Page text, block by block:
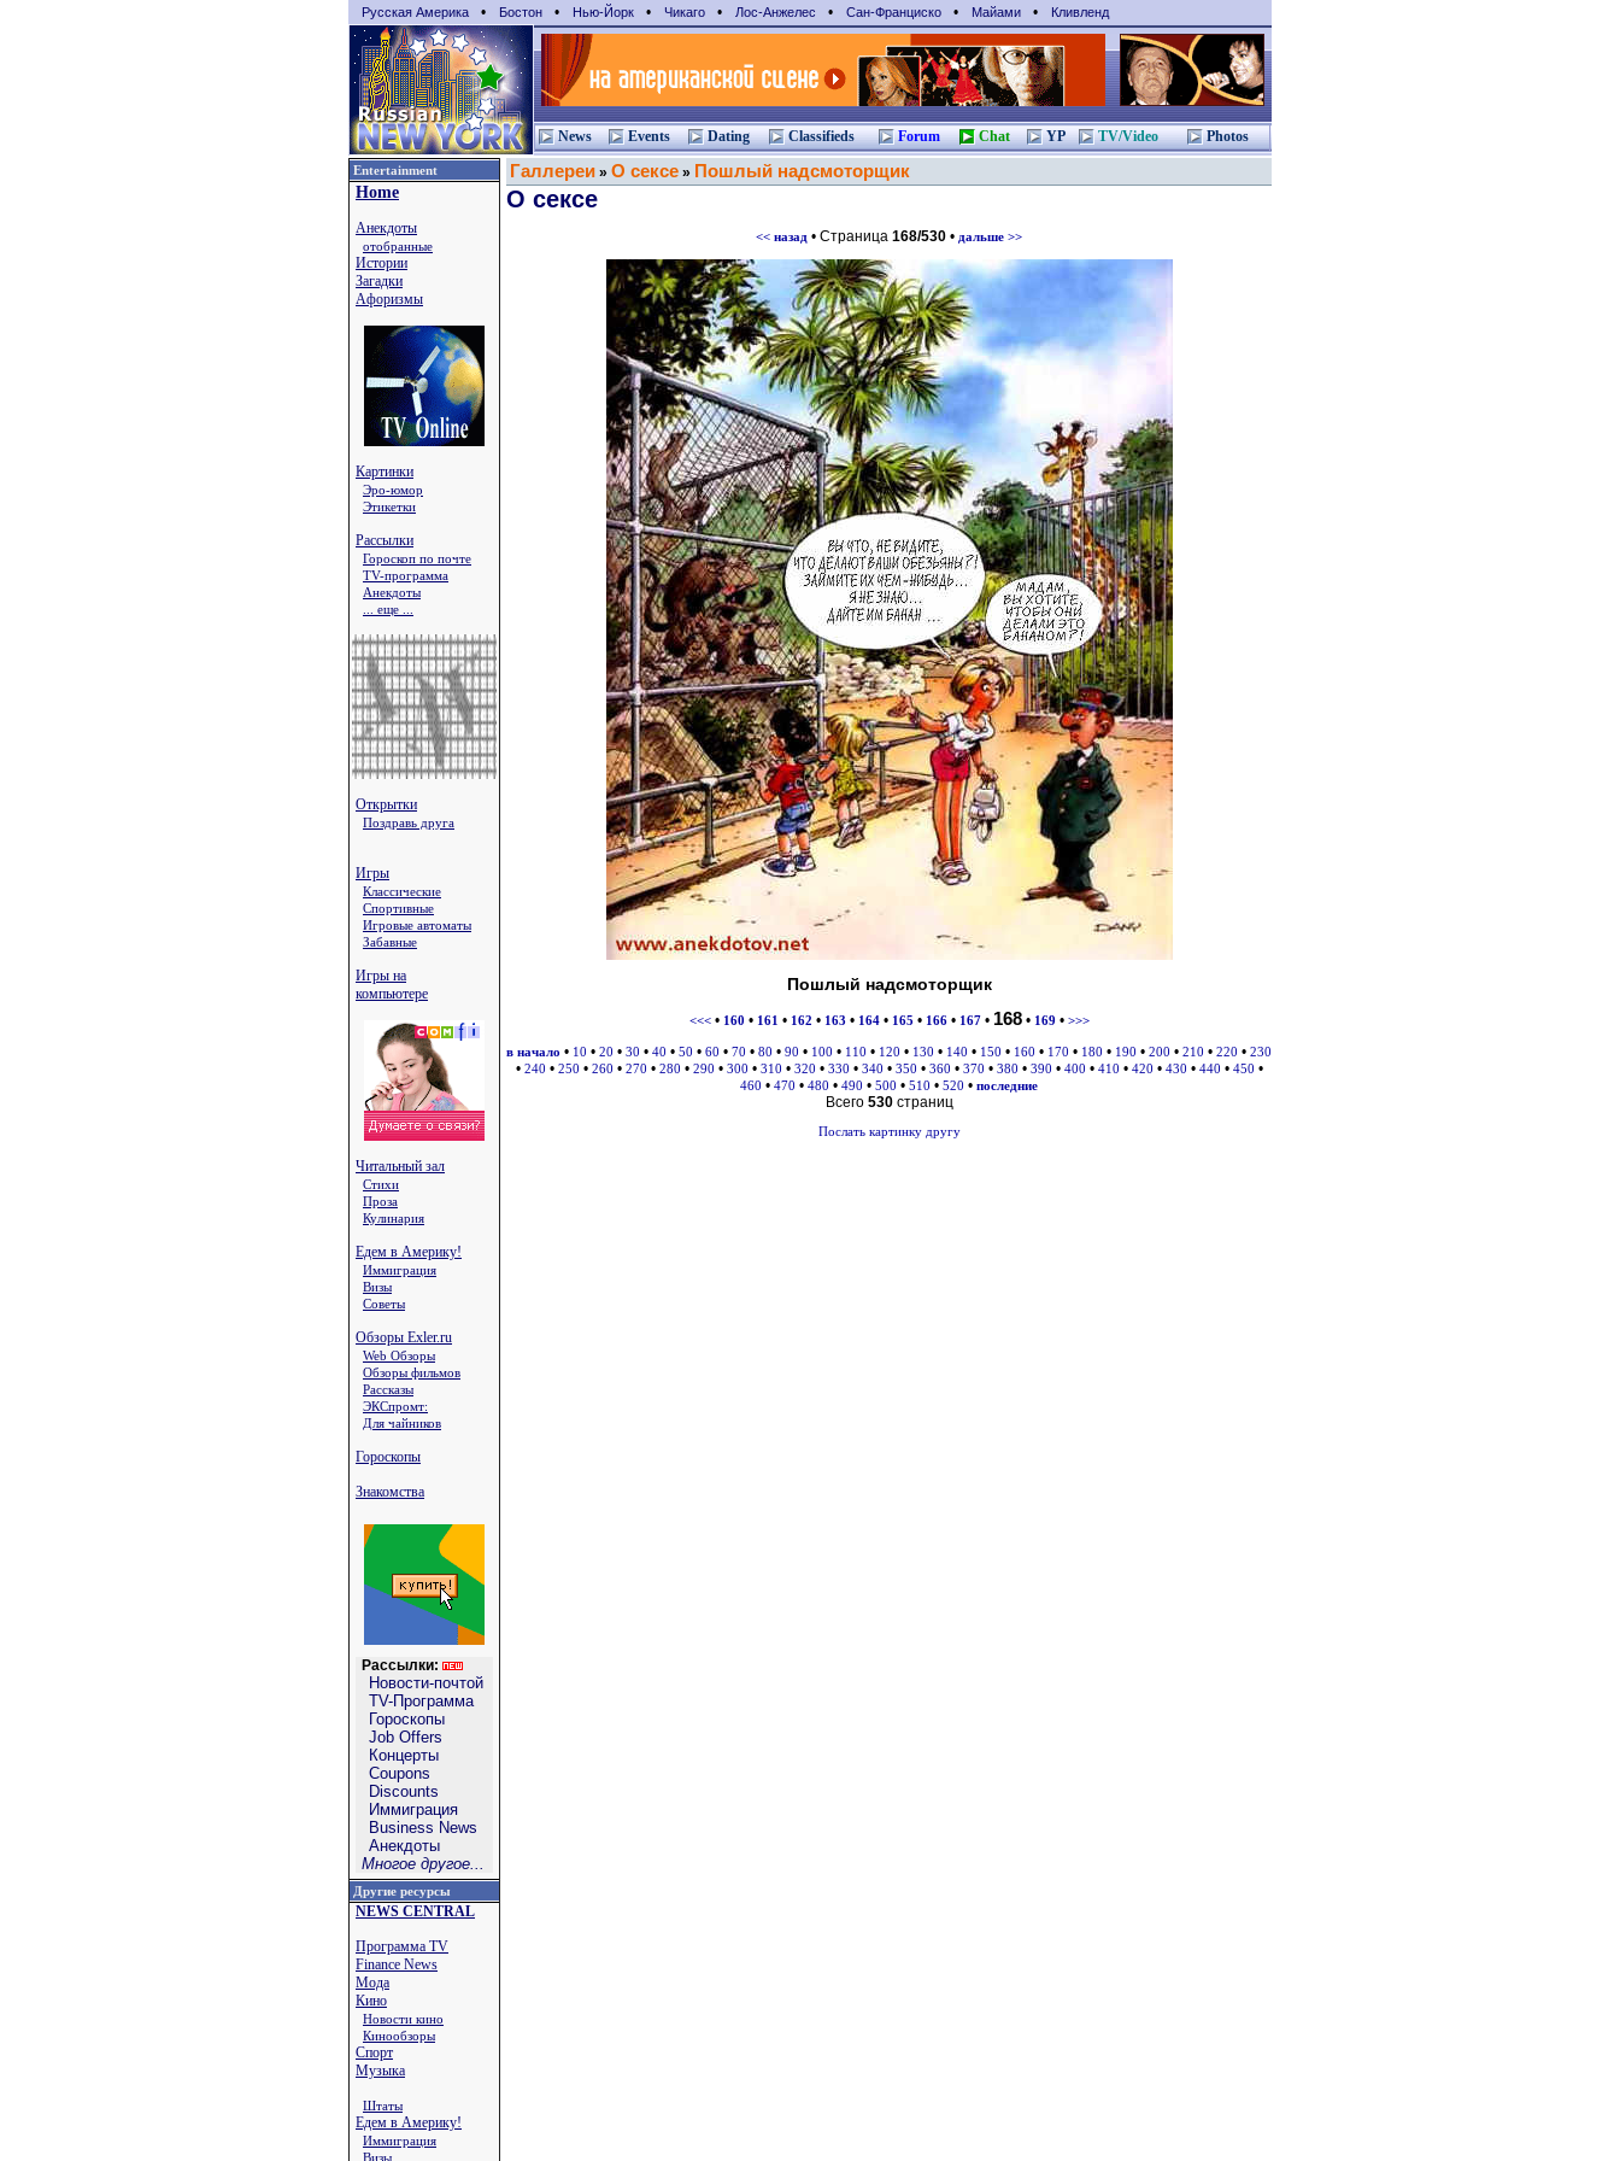
Русская Америка • Бостон • Нью-Йорк • Чикаго • Лос-Анжелес • Сан-Франциcко • Майами • Кливленд
News Events Dating Classifieds Forum Chat YP TV/Video Photos
Entertainment
Home
Анекдоты
отобранные
Истории
Загадки
Афоризмы
Картинки
Эро-юмор
Этикетки
Рассылки
Гороскоп по почте
TV-программа
Анекдоты
... еще ...
Открытки
Поздравь друга
Игры
Классические
Спортивные
Игровые автоматы
Забавные
Игры на
компьютере
Читальный зал
Стихи
Проза
Кулинария
Едем в Америку!
Иммиграция
Визы
Советы
Обзоры Exler.ru
Web Обзоры
Обзоры фильмов
Рассказы
ЭКСпромт:
Для чайников
Гороскопы
Знакомства
Рассылки:
Новости-почтой
TV-Программа
Гороскопы
Job Offers
Концерты
Coupons
Discounts
Иммиграция
Business News
Анекдоты
Многое другое...
Другие ресурсы
NEWS CENTRAL
Программа TV
Finance News
Мода
Кино
Новости кино
Кинообзоры
Спорт
Музыка
Штаты
Едем в Америку!
Иммиграция
Визы
Галлереи » О сексе » Пошлый надсмоторщик
О сексе
<< назад • Страница 168/530 • дальше >>
Пошлый надсмоторщик
<<<• 160 • 161 • 162 • 163 • 164• 165 • 166• 167• 168• 169 • >>>
в начало • 10 • 20 • 30 • 40 • 50 • 60 • 70 • 80 • 90 • 100 • 110 • 120 • 130 • 140 • 150 • 160 • 170 • 180 • 190 • 200 • 210 • 220 • 230
• 240 • 250 • 260 • 270 • 280 • 290 • 300 • 310 • 320 • 330 • 340 • 350 • 360 • 370 • 380 • 390 • 400 • 410 • 420 • 430 • 440 • 450 •
460 • 470 • 480 • 490 • 500 • 510 • 520 • последние
Всего 530страниц
Послать картинку другу